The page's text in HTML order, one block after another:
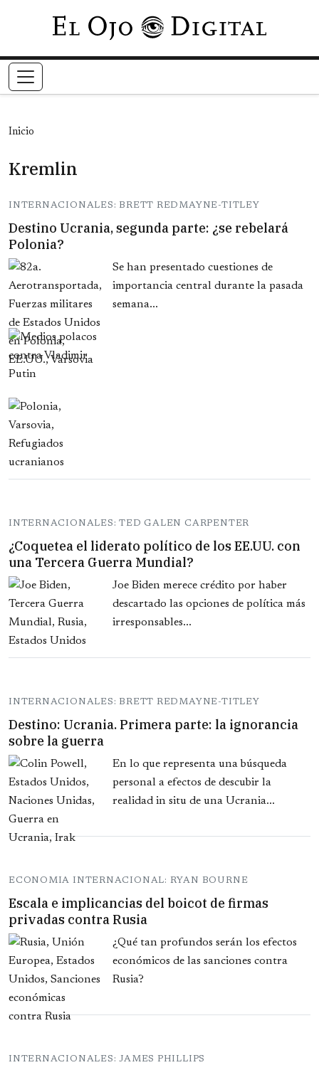
Pasar al contenido principal
Inicio
Kremlin
INTERNACIONALES: BRETT REDMAYNE-TITLEY
Destino Ucrania, segunda parte: ¿se rebelará
Polonia?
Se han presentado cuestiones de
importancia central durante la pasada
semana...
INTERNACIONALES: TED GALEN CARPENTER
¿Coquetea el liderato político de los EE.UU. con
una Tercera Guerra Mundial?
Joe Biden merece crédito por haber
descartado las opciones de política más
irresponsables...
INTERNACIONALES: BRETT REDMAYNE-TITLEY
Destino: Ucrania. Primera parte: la ignorancia
sobre la guerra
En lo que representa una búsqueda
personal a efectos de descubir la
realidad in situ de una Ucrania...
ECONOMIA INTERNACIONAL: RYAN BOURNE
Escala e implicancias del boicot de firmas
privadas contra Rusia
¿Qué tan profundos serán los efectos
económicos de las sanciones contra
Rusia?
INTERNACIONALES: JAMES PHILLIPS